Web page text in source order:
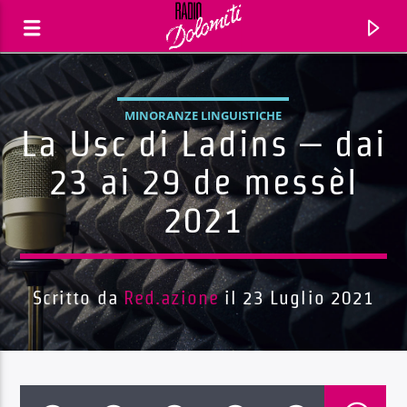
Traccia corrente
MINORANZE LINGUISTICHE
La Usc di Ladins – dai
23 ai 29 de messèl
2021
Scritto da Red.azioneil 23 Luglio 2021